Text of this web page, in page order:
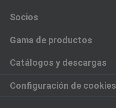
Socios
Gama de productos
Catálogos y descargas
Configuración de cookies